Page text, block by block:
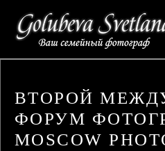
ВТОРОЙ
ФОРУМ
MOSCOW